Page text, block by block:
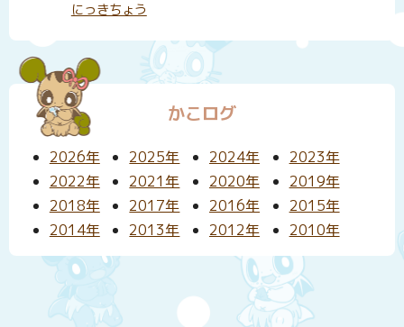
にっきちょう
かこログ
2026年 2025年 2024年
2023年
2022年
2021年 2020年
2019年
2018年
2017年 2016年
2015年
2014年
2013年 2012年 2010年